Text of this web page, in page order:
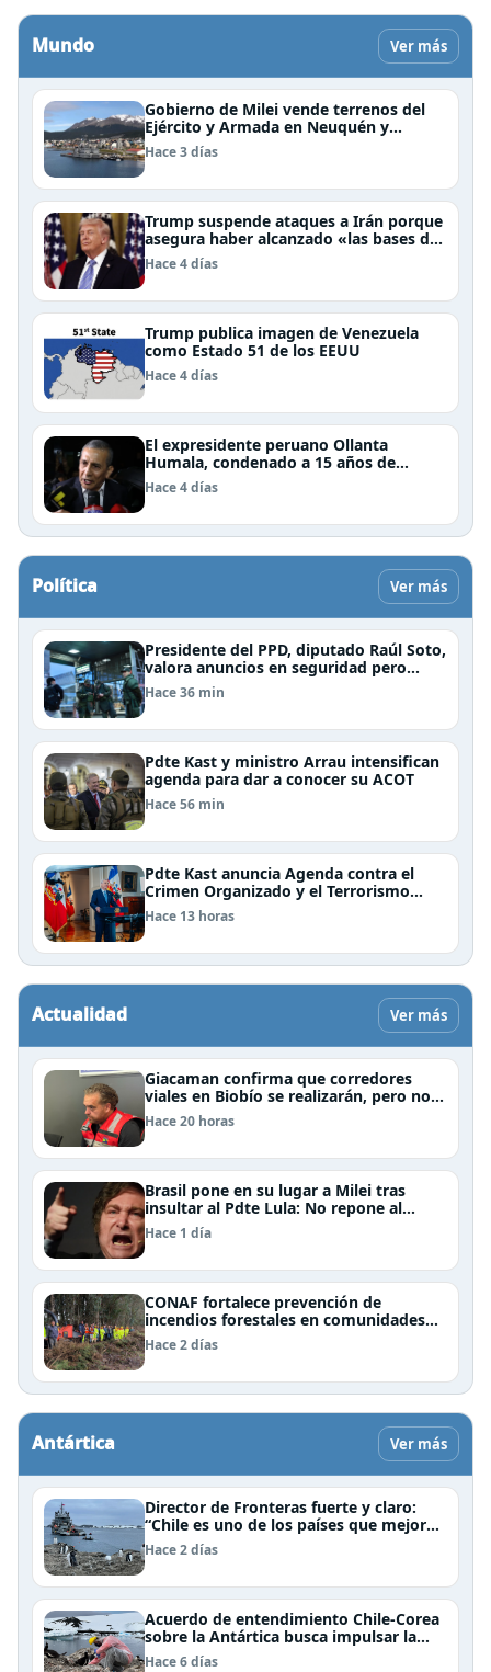
Mundo Ver más
Gobierno de Milei vende terrenos del
Ejército y Armada en Neuquén y
Ushuaia
Hace 3 días
Trump suspende ataques a Irán porque
asegura haber alcanzado «las bases de
un acuerdo»
Hace 4 días
Trump publica imagen de Venezuela
como Estado 51 de los EEUU
Hace 4 días
El expresidente peruano Ollanta
Humala, condenado a 15 años de
cárcel, sale libre al anularse su caso
Hace 4 días
Política Ver más
Presidente del PPD, diputado Raúl Soto,
valora anuncios en seguridad pero
advierte ausencia clave: alzamiento del
secreto bancario
Hace 36 min
Pdte Kast y ministro Arrau intensifican
agenda para dar a conocer su ACOT
Hace 56 min
Pdte Kast anuncia Agenda contra el
Crimen Organizado y el Terrorismo
(ACOT)
Hace 13 horas
Actualidad Ver más
Giacaman confirma que corredores
viales en Biobío se realizarán, pero no
por la vía de la concesión
Hace 20 horas
Brasil pone en su lugar a Milei tras
insultar al Pdte Lula: No repone al
embajador en BBSS y rebaja la relación
bilateral
Hace 1 día
CONAF fortalece prevención de
incendios forestales en comunidades
de Temuco y Galvarino
Hace 2 días
Antártica Ver más
Director de Fronteras fuerte y claro:
“Chile es uno de los países que mejor
derechos tiene para sustentar una
reclamación de territorio antártico”
Hace 2 días
Acuerdo de entendimiento Chile-Corea
sobre la Antártica busca impulsar la
investigación científica
Hace 6 días